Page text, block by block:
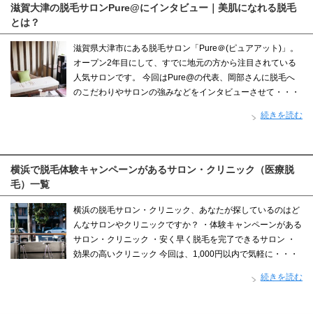
滋賀大津の脱毛サロンPure@にインタビュー｜美肌になれる脱毛
とは？
滋賀県大津市にある脱毛サロン「Pure＠(ピュアアット)」。
オープン2年目にして、すでに地元の方から注目されている
人気サロンです。 今回はPure@の代表、岡部さんに脱毛へ
のこだわりやサロンの強みなどをインタビューさせて・・・
続きを読む
横浜で脱毛体験キャンペーンがあるサロン・クリニック（医療脱
毛）一覧
横浜の脱毛サロン・クリニック、あなたが探しているのはど
んなサロンやクリニックですか？ ・体験キャンペーンがある
サロン・クリニック ・安く早く脱毛を完了できるサロン ・
効果の高いクリニック 今回は、1,000円以内で気軽に・・・
続きを読む